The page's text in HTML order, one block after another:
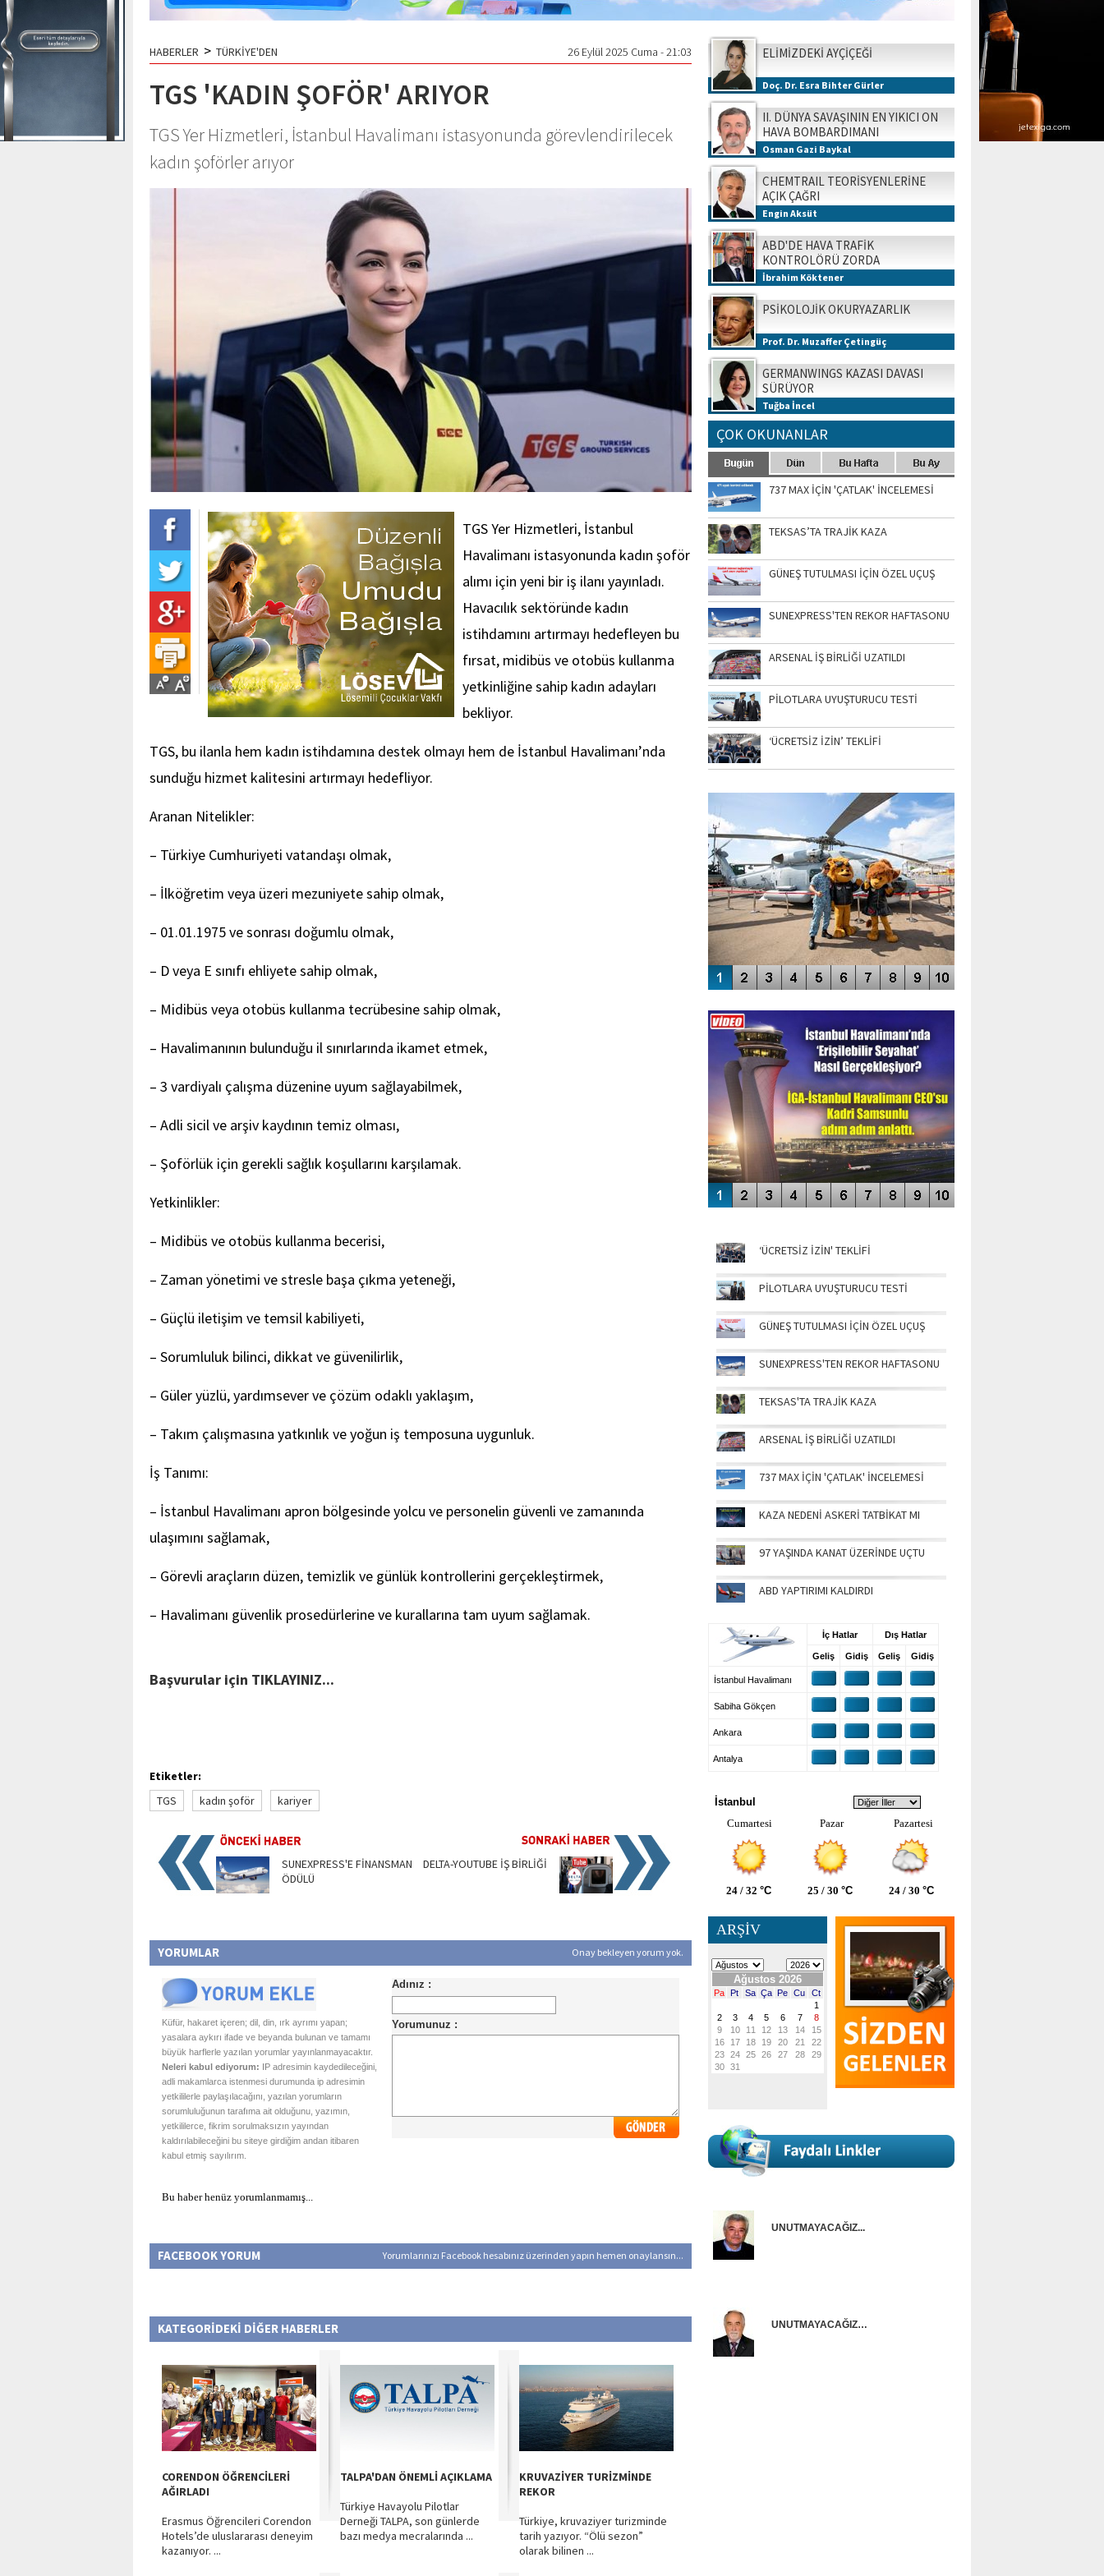
HABERLER > TÜRKİYE'DEN 26 Eylül 2025 Cuma - 21:03
TGS 'KADIN ŞOFÖR' ARIYOR
TGS Yer Hizmetleri, İstanbul Havalimanı istasyonunda görevlendirilecek
kadın şoförler arıyor
TGS Yer Hizmetleri, İstanbul
Havalimanı istasyonunda kadın şoför
alımı için yeni bir iş ilanı yayınladı.
Havacılık sektöründe kadın
istihdamını artırmayı hedefleyen bu
fırsat, midibüs ve otobüs kullanma
yetkinliğine sahip kadın adayları
bekliyor.
TGS, bu ilanla hem kadın istihdamına destek olmayı hem de İstanbul Havalimanı’nda
sunduğu hizmet kalitesini artırmayı hedefliyor.
Aranan Nitelikler:
– Türkiye Cumhuriyeti vatandaşı olmak,
– İlköğretim veya üzeri mezuniyete sahip olmak,
– 01.01.1975 ve sonrası doğumlu olmak,
– D veya E sınıfı ehliyete sahip olmak,
– Midibüs veya otobüs kullanma tecrübesine sahip olmak,
– Havalimanının bulunduğu il sınırlarında ikamet etmek,
– 3 vardiyalı çalışma düzenine uyum sağlayabilmek,
– Adli sicil ve arşiv kaydının temiz olması,
– Şoförlük için gerekli sağlık koşullarını karşılamak.
Yetkinlikler:
– Midibüs ve otobüs kullanma becerisi,
– Zaman yönetimi ve stresle başa çıkma yeteneği,
– Güçlü iletişim ve temsil kabiliyeti,
– Sorumluluk bilinci, dikkat ve güvenilirlik,
– Güler yüzlü, yardımsever ve çözüm odaklı yaklaşım,
– Takım çalışmasına yatkınlık ve yoğun iş temposuna uygunluk.
İş Tanımı:
– İstanbul Havalimanı apron bölgesinde yolcu ve personelin güvenli ve zamanında
ulaşımını sağlamak,
– Görevli araçların düzen, temizlik ve günlük kontrollerini gerçekleştirmek,
– Havalimanı güvenlik prosedürlerine ve kurallarına tam uyum sağlamak.
Başvurular için TIKLAYINIZ...
Etiketler:
TGS
kadın şoför kariyer
SUNEXPRESS'E FİNANSMAN
ÖDÜLÜ
DELTA-YOUTUBE İŞ BİRLİĞİ
YORUMLAR Onay bekleyen yorum yok.
Küfür, hakaret içeren; dil, din, ırk ayrımı yapan;
yasalara aykırı ifade ve beyanda bulunan ve tamamı
büyük harflerle yazılan yorumlar yayınlanmayacaktır.
Neleri kabul ediyorum: IP adresimin kaydedileceğini,
adli makamlarca istenmesi durumunda ip adresimin
yetkililerle paylaşılacağını, yazılan yorumların
sorumluluğunun tarafıma ait olduğunu, yazımın,
yetkililerce, fikrim sorulmaksızın yayından
kaldırılabileceğini bu siteye girdiğim andan itibaren
kabul etmiş sayılırım.
Bu haber henüz yorumlanmamış...
FACEBOOK YORUM Yorumlarınızı Facebook hesabınız üzerinden yapın hemen onaylansın...
KATEGORİDEKİ DİĞER HABERLER
CORENDON ÖĞRENCİLERİ
AĞIRLADI
Erasmus Öğrencileri Corendon
Hotels’de uluslararası deneyim
kazanıyor. ...
TALPA'DAN ÖNEMLİ AÇIKLAMA
Türkiye Havayolu Pilotlar
Derneği TALPA, son günlerde
bazı medya mecralarında ...
KRUVAZİYER TURİZMİNDE
REKOR
Türkiye, kruvaziyer turizminde
tarih yazıyor. “Ölü sezon”
olarak bilinen ...
ELİMİZDEKİ AYÇİÇEĞİ
Doç. Dr. Esra Bihter Gürler
II. DÜNYA SAVAŞININ EN YIKICI ON
HAVA BOMBARDIMANI
Osman Gazi Baykal
CHEMTRAIL TEORİSYENLERİNE
AÇIK ÇAĞRI
Engin Aksüt
ABD'DE HAVA TRAFİK
KONTROLÖRÜ ZORDA
İbrahim Köktener
PSİKOLOJİK OKURYAZARLIK
Prof. Dr. Muzaffer Çetingüç
GERMANWINGS KAZASI DAVASI
SÜRÜYOR
Tuğba İncel
ÇOK OKUNANLAR
737 MAX İÇİN 'ÇATLAK' İNCELEMESİ
TEKSAS’TA TRAJİK KAZA
GÜNEŞ TUTULMASI İÇİN ÖZEL UÇUŞ
SUNEXPRESS'TEN REKOR HAFTASONU
ARSENAL İŞ BİRLİĞİ UZATILDI
PİLOTLARA UYUŞTURUCU TESTİ
‘ÜCRETSİZ İZİN’ TEKLİFİ
SİNGAPUR AIRSHOW-2020
ENGELLERİN AŞILDIĞI HAVALİMANI
‘ÜCRETSİZ İZİN' TEKLİFİ
PİLOTLARA UYUŞTURUCU TESTİ
GÜNEŞ TUTULMASI İÇİN ÖZEL UÇUŞ
SUNEXPRESS'TEN REKOR HAFTASONU
TEKSAS'TA TRAJİK KAZA
ARSENAL İŞ BİRLİĞİ UZATILDI
737 MAX İÇİN 'ÇATLAK' İNCELEMESİ
KAZA NEDENİ ASKERİ TATBİKAT MI
97 YAŞINDA KANAT ÜZERİNDE UÇTU
ABD YAPTIRIMI KALDIRDI
İç Hatlar Dış Hatlar
Geliş Gidiş Geliş Gidiş
İstanbul Havalimanı
Sabiha Gökçen
Ankara
Antalya
İstanbul
Cumartesi
Pazar Pazartesi
24 / 32 °C 25 / 30 °C 24 / 30 °C
ARŞİV
UNUTMAYACAĞIZ...
UNUTMAYACAĞIZ…